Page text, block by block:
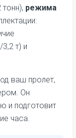
режима
т) и
ваш пролет,
Он
и подготовит
часа.